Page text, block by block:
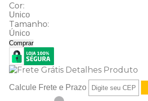
Cor:
Unico
Tamanho:
Único
Comprar
Calcule Frete e Prazo